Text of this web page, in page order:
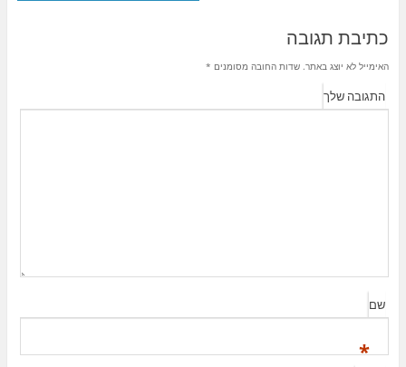
כתיבת תגובה
האימייל לא יוצג באתר.שדות החובה מסומנים *
התגובה שלך
שם
*